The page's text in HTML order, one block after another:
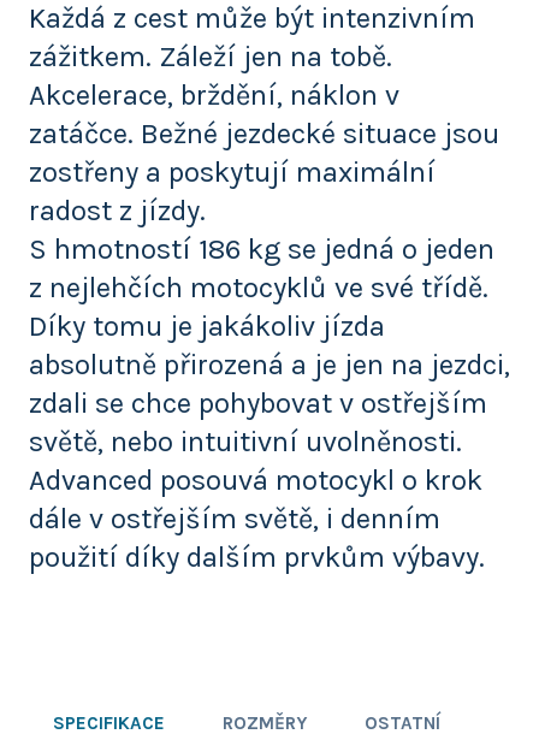
Každá z cest může být intenzivním
zážitkem. Záleží jen na tobě.
Akcelerace, brždění, náklon v
zatáčce. Bežné jezdecké situace jsou
zostřeny a poskytují maximální
radost z jízdy.
S hmotností 186 kg se jedná o jeden
z nejlehčích motocyklů ve své třídě.
Díky tomu je jakákoliv jízda
absolutně přirozená a je jen na jezdci,
zdali se chce pohybovat v ostřejším
světě, nebo intuitivní uvolněnosti.
Advanced posouvá motocykl o krok
dále v ostřejším světě, i denním
použití díky dalším prvkům výbavy.
SPECIFIKACE ROZMĚRY OSTATNÍ